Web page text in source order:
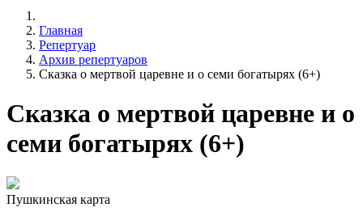
Главная
Репертуар
Архив репертуаров
Сказка о мертвой царевне и о семи богатырях (6+)
Сказка о мертвой царевне и о
семи богатырях (6+)
Пушкинская карта